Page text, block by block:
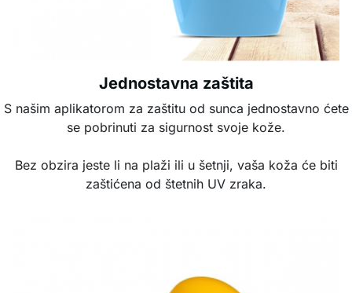
Jednostavna zaštita
S našim aplikatorom za zaštitu od sunca jednostavno ćete
se pobrinuti za sigurnost svoje kože.
Bez obzira jeste li na plaži ili u šetnji, vaša koža će biti
zaštićena od štetnih UV zraka.